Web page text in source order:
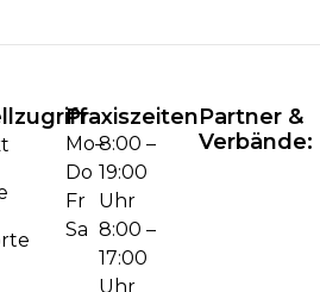
Praxiszeiten
Mo–
Do
Fr
Sa
8:00 –
19:00
Uhr
8:00 –
17:00
Uhr
Partner &
Verbände: